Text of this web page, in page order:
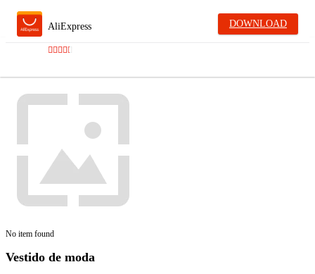
AliExpress DOWNLOAD
No item found
Vestido de moda